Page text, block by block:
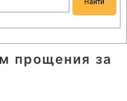
прощения за